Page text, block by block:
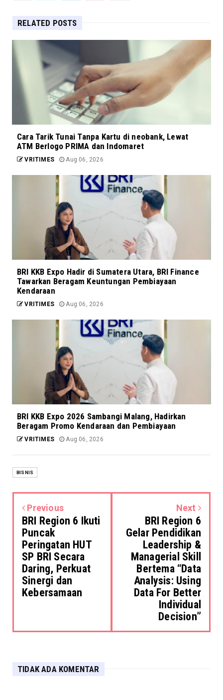
RELATED POSTS
Cara Tarik Tunai Tanpa Kartu di neobank, Lewat
ATM Berlogo PRIMA dan Indomaret
VRITIMES Aug 06, 2026
BRI KKB Expo Hadir di Sumatera Utara, BRI Finance
Tawarkan Beragam Keuntungan Pembiayaan
Kendaraan
VRITIMES Aug 06, 2026
BRI KKB Expo 2026 Sambangi Malang, Hadirkan
Beragam Promo Kendaraan dan Pembiayaan
VRITIMES Aug 06, 2026
BISNIS
Previous
BRI Region 6 Ikuti
Puncak
Peringatan HUT
SP BRI Secara
Daring, Perkuat
Sinergi dan
Kebersamaan
Next
BRI Region 6
Gelar Pendidikan
Leadership &
Managerial Skill
Bertema “Data
Analysis: Using
Data For Better
Individual
Decision”
TIDAK ADA KOMENTAR